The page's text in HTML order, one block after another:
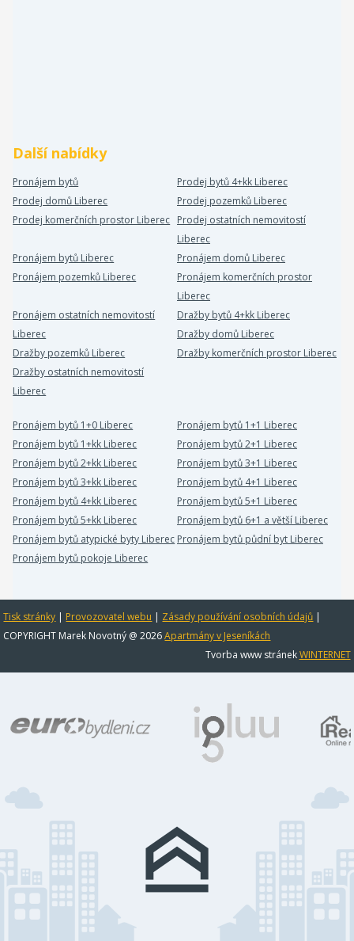
Další nabídky
Pronájem bytů
Prodej bytů 4+kk Liberec
Prodej domů Liberec
Prodej pozemků Liberec
Prodej komerčních prostor Liberec Prodej ostatních nemovitostí
Liberec
Pronájem bytů Liberec
Pronájem domů Liberec
Pronájem pozemků Liberec
Pronájem komerčních prostor
Liberec
Pronájem ostatních nemovitostí
Liberec
Dražby bytů 4+kk Liberec
Dražby domů Liberec
Dražby pozemků Liberec
Dražby komerčních prostor Liberec
Dražby ostatních nemovitostí
Liberec
Pronájem bytů 1+0 Liberec
Pronájem bytů 1+1 Liberec
Pronájem bytů 1+kk Liberec
Pronájem bytů 2+1 Liberec
Pronájem bytů 2+kk Liberec
Pronájem bytů 3+1 Liberec
Pronájem bytů 3+kk Liberec
Pronájem bytů 4+1 Liberec
Pronájem bytů 4+kk Liberec
Pronájem bytů 5+1 Liberec
Pronájem bytů 5+kk Liberec
Pronájem bytů 6+1 a větší Liberec
Pronájem bytů atypické byty Liberec Pronájem bytů půdní byt Liberec
Pronájem bytů pokoje Liberec
Tisk stránky | Provozovatel webu | Zásady používání osobních údajů |
COPYRIGHT Marek Novotný @ 2026Apartmány v Jeseníkách
Tvorba www stránekWINTERNET